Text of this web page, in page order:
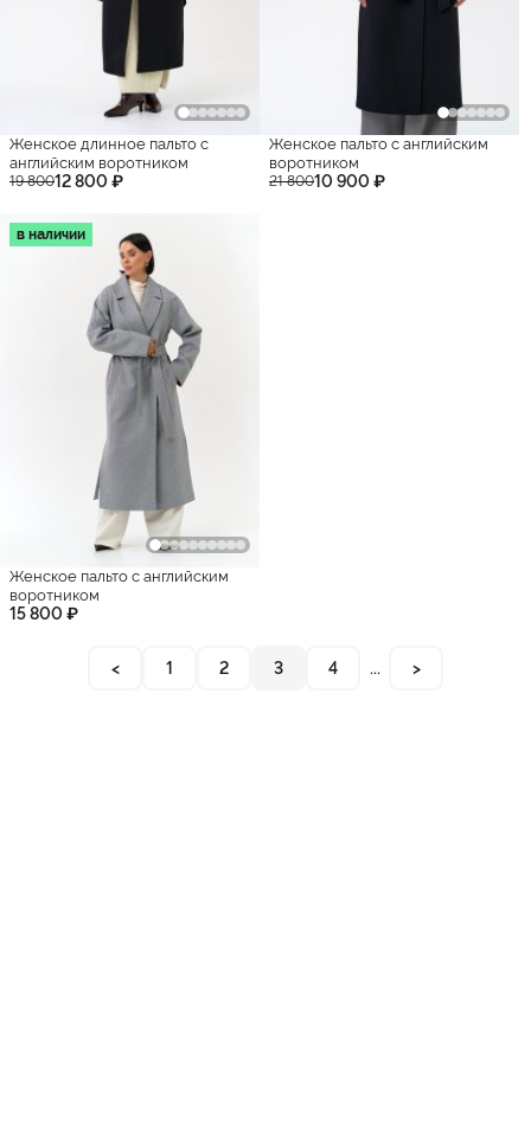
Женское длинное пальто с
английским воротником
19 80012 800 ₽
Женское пальто с английским
воротником
21 80010 900 ₽
в наличии
Женское пальто с английским
воротником
15 800 ₽
< 1 2 3 4 ... >